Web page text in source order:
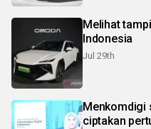
Melihat
Indonesia
Jul 29th
Menkomdigi
ciptakan